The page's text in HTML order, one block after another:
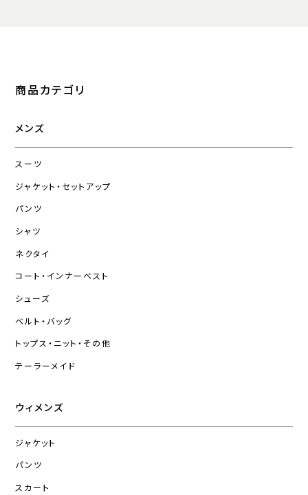
商品カテゴリ
メンズ
スーツ
ジャケット・セットアップ
パンツ
シャツ
ネクタイ
コート・インナーベスト
シューズ
ベルト・バッグ
トップス・ニット・その他
テーラーメイド
ウィメンズ
ジャケット
パンツ
スカート